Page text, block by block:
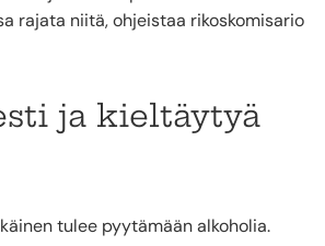
rajata niitä, ohjeistaa rikoskomisario
ja kieltäytyä
tulee pyytämään alkoholia.